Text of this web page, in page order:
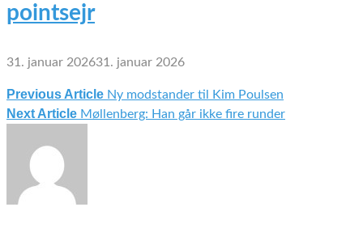
pointsejr
31. januar 202631. januar 2026
Indlægsnavigation
Previous Article Ny modstander til Kim Poulsen
Next Article Møllenberg: Han går ikke fire runder